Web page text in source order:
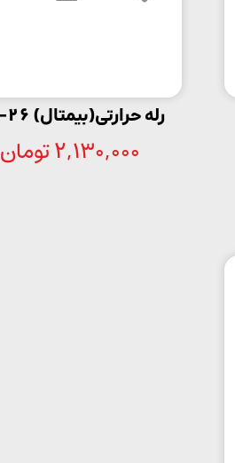
رله حرارتی(بیمتال) 26-18
2,130,000تومان